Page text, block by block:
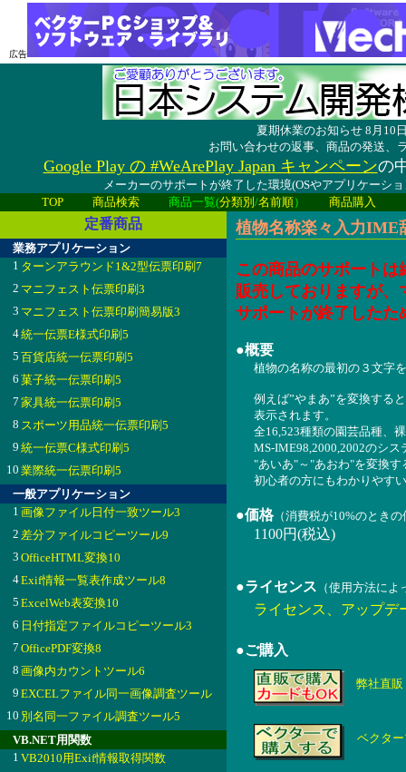
広告
夏期休業のお知らせ 8月10
お問い合わせの返事、商品の発送、
Google Play の #WeArePlay Japan キャンペーンの
メーカーのサポートが終了した環境(OSやアプリケーシ
TOP
商品検索 商品一覧(分類別 /名前順） 商品購入
定番商品
業務アプリケーション
1 ターンアラウンド1&2型伝票印刷7
2 マニフェスト伝票印刷3
3 マニフェスト伝票印刷簡易版3
4統一伝票E様式印刷5
5 百貨店統一伝票印刷5
6 菓子統一伝票印刷5
7 家具統一伝票印刷5
8 スポーツ用品統一伝票印刷5
9 統一伝票C様式印刷5
10 業際統一伝票印刷5
一般アプリケーション
1 画像ファイル日付一致ツール3
2 差分ファイルコピーツール9
3 OfficeHTML変換10
4Exif情報一覧表作成ツール8
5 ExcelWeb表変換10
6 日付指定ファイルコピーツール3
7 OfficePDF変換8
8 画像内カウントツール6
9 EXCELファイル同一画像調査ツール
10 別名同一ファイル調査ツール5
VB.NET用関数
1 VB2010用Exif情報取得関数
植物名称楽々入力IME
この商品のサポートは
販売しておりますが、
サポートが終了したた
●概要
植物の名称の最初の３文字
例えば”やまあ”を変換する
表示されます。
全16,523種類の園芸品種、
MS-IME98,2000,2002のシ
"あいあ"～"あおわ"を変換
初心者の方にもわかりやす
●価格（消費税が10%のとき
1100円(税込)
●ライセンス （使用方法に
ライセンス、アップデ
●ご購入
弊社直販
ベクタ